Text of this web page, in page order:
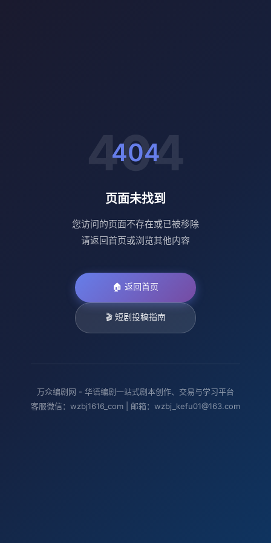
404
页面未找到
您访问的页面不存在或已被移除
请返回首页或浏览其他内容
🏠 返回首页
🎬 短剧投稿指南
万众编剧网 - 华语编剧一站式剧本创作、交易与学习平台
客服微信：wzbj1616_com | 邮箱：wzbj_kefu01@163.com